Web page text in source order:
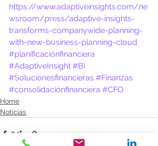
https://www.adaptiveinsights.com/ne
wsroom/press/adaptive-insights-
transforms-companywide-planning-
with-new-business-planning-cloud
#planificaciónfinanciera
#AdaptiveInsight #BI
#Solucionesfinancieras #Finanzas
#consolidaciónfinanciera #CFO
Home
Noticias